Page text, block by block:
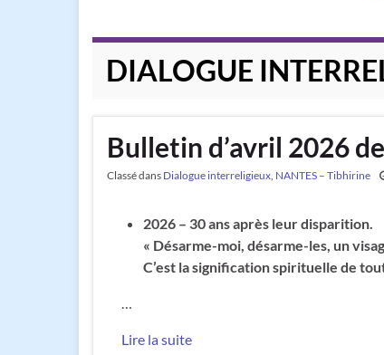
DIALOGUE
Bulletin d’avril 2026
Classé dans Dialogue interreligieux NANTES – Tibhirine
2026 – 30 ans après leur disparition.
« Désarme-moi, désarme-les, un
C’est la signification spirituelle de
Lire la suite